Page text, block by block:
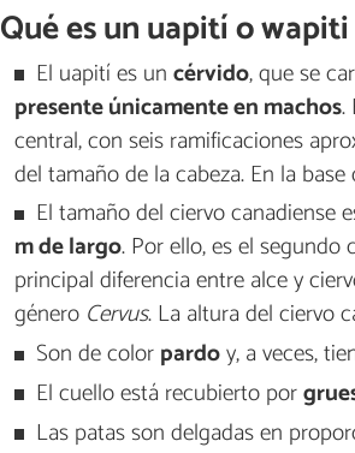
Qué es un uapití o
El uapití es uncérvido, que se
presente únicamente en machos.
central, con seis ramificaciones
del tamaño de la cabeza. En la
El tamaño del ciervo canadiense
m de largo. Por ello, es el segundo
principal diferencia entre alce y
género Cervus. La altura del ciervo
Son de colorpardoy, a veces,
El cuello está recubierto por
Las patas son delgadas en